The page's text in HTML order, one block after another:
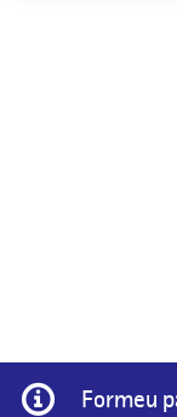
Informació
Formeu